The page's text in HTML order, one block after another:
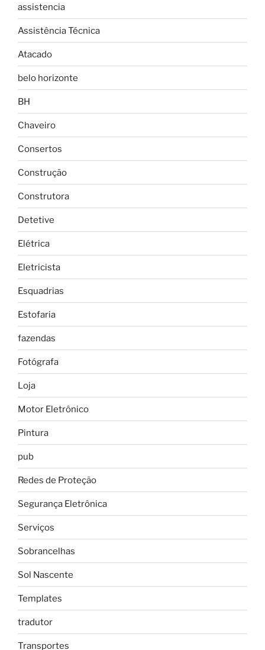
assistencia
Assistência Técnica
Atacado
belo horizonte
BH
Chaveiro
Consertos
Construção
Construtora
Detetive
Elétrica
Eletricista
Esquadrias
Estofaria
fazendas
Fotógrafa
Loja
Motor Eletrônico
Pintura
pub
Redes de Proteção
Segurança Eletrônica
Serviços
Sobrancelhas
Sol Nascente
Templates
tradutor
Transportes